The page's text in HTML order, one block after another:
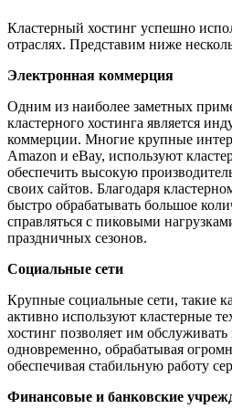
Кластерный хостинг успешно
отраслях. Представим ниже
Электронная коммерция
Одним из наиболее заметных
кластерного хостинга является
коммерции. Многие крупные
Amazon и eBay, используют
обеспечить высокую
своих сайтов. Благодаря
быстро обрабатывать большое
справляться с пиковыми
праздничных сезонов.
Социальные сети
Крупные социальные сети, такие
активно используют кластерные
хостинг позволяет им
одновременно, обрабатывая
обеспечивая стабильную работу
Финансовые и банковские